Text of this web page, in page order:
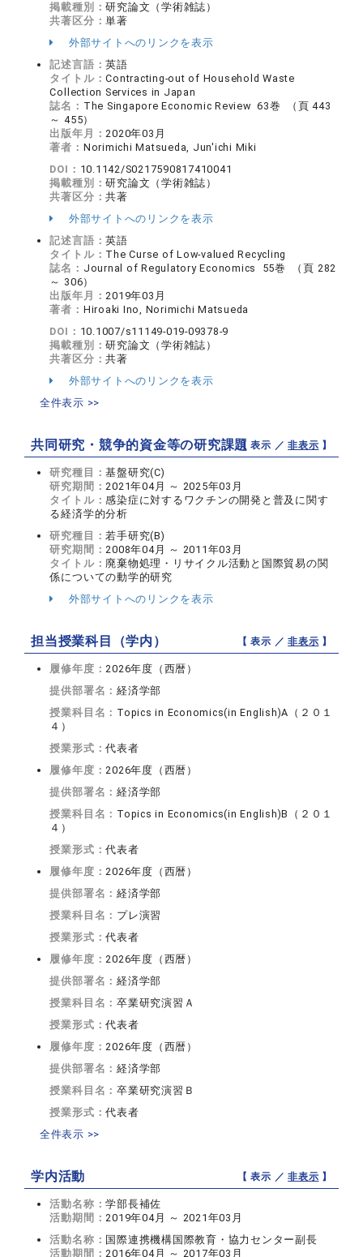
掲載種別：研究論文（学術雑誌）
共著区分：単著
外部サイトへのリンクを表示
記述言語：英語
タイトル：Contracting-out of Household Waste
Collection Services in Japan
誌名： The Singapore Economic Review 63巻 （頁 443
～ 455）
出版年月：2020年03月
著者： Norimichi Matsueda, Jun'ichi Miki
DOI： 10.1142/S0217590817410041
掲載種別：研究論文（学術雑誌）
共著区分：共著
外部サイトへのリンクを表示
記述言語：英語
タイトル： The Curse of Low-valued Recycling
誌名： Journal of Regulatory Economics 55巻 （頁 282
～ 306）
出版年月：2019年03月
著者： Hiroaki Ino, Norimichi Matsueda
DOI： 10.1007/s11149-019-09378-9
掲載種別：研究論文（学術雑誌）
共著区分：共著
外部サイトへのリンクを表示
全件表示 >>
共同研究・競争的資金等の研究課題【 表示 ／非表示 】
研究種目：基盤研究(C)
研究期間：2021年04月 ～ 2025年03月
タイトル：感染症に対するワクチンの開発と普及に関す
る経済学的分析
研究種目：若手研究(B)
研究期間：2008年04月 ～ 2011年03月
タイトル： 廃棄物処理・リサイクル活動と国際貿易の関
係についての動学的研究
外部サイトへのリンクを表示
担当授業科目（学内） 【 表示 ／非表示 】
履修年度：2026年度（西暦）
提供部署名：経済学部
授業科目名： Topics in Economics(in English)A（２０１
４）
授業形式：代表者
履修年度：2026年度（西暦）
提供部署名：経済学部
授業科目名： Topics in Economics(in English)B（２０１
４）
授業形式：代表者
履修年度：2026年度（西暦）
提供部署名：経済学部
授業科目名： プレ演習
授業形式：代表者
履修年度：2026年度（西暦）
提供部署名：経済学部
授業科目名：卒業研究演習Ａ
授業形式：代表者
履修年度：2026年度（西暦）
提供部署名：経済学部
授業科目名：卒業研究演習Ｂ
授業形式：代表者
全件表示 >>
学内活動 【 表示 ／非表示 】
活動名称：学部長補佐
活動期間：2019年04月 ～ 2021年03月
活動名称： 国際連携機構国際教育・協力センター副長
活動期間：2016年04月 ～ 2017年03月